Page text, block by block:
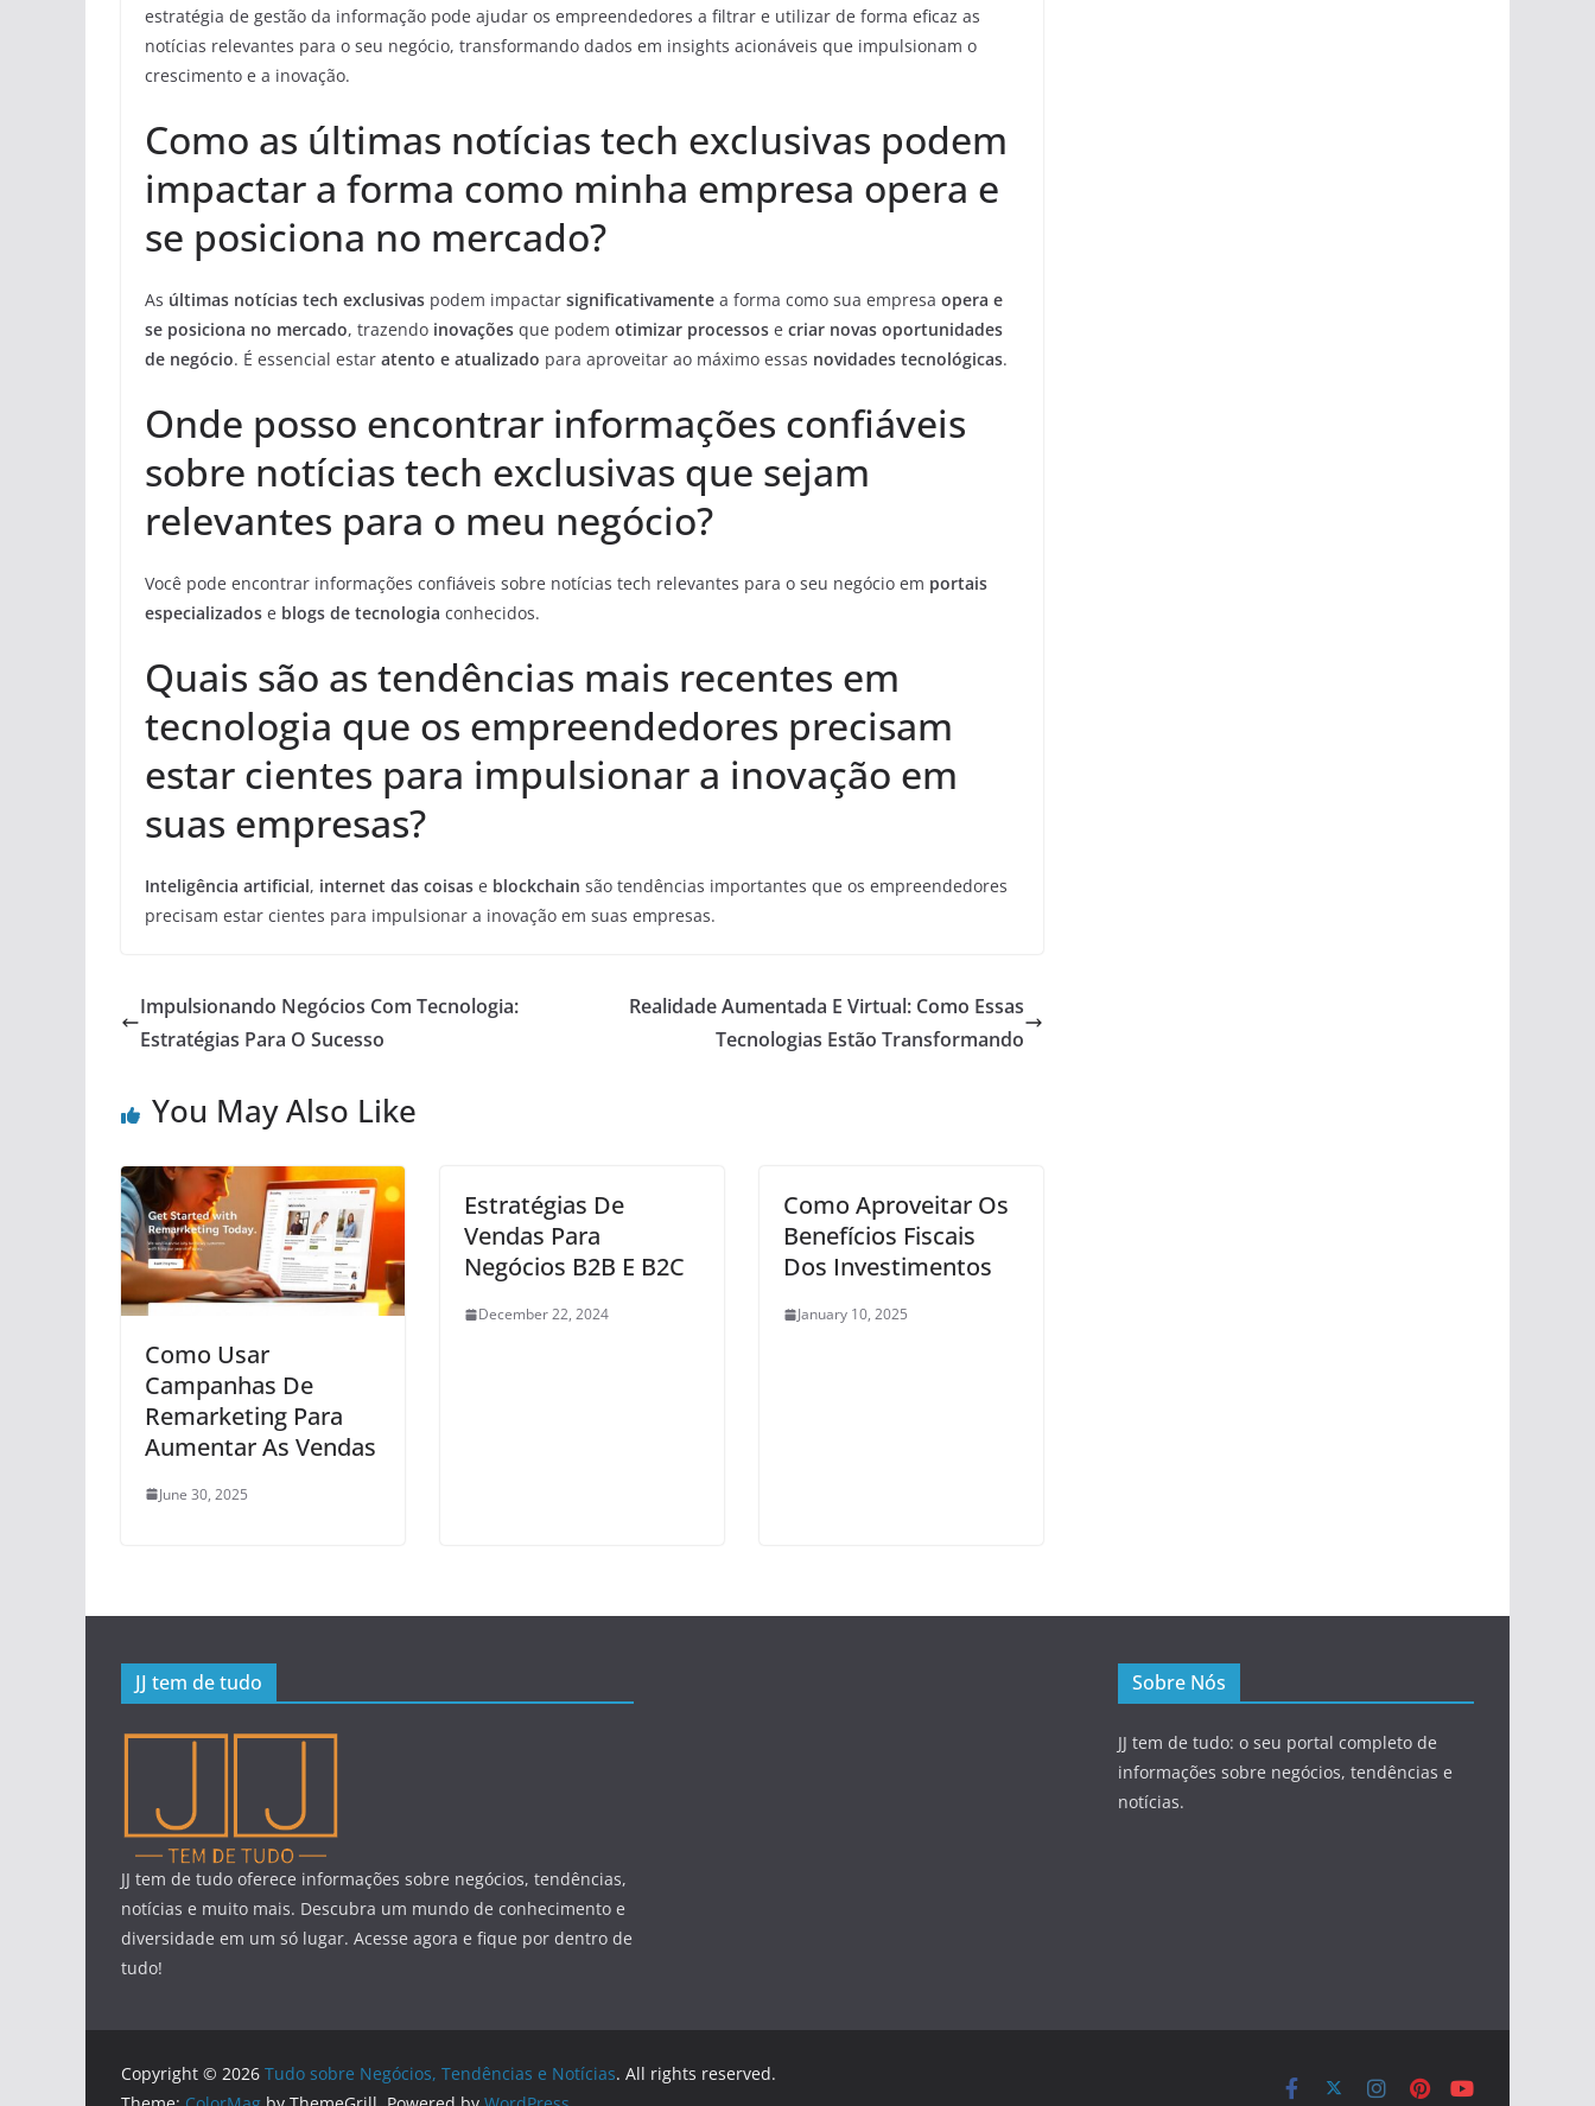
estratégia de gestão da informação pode ajudar os empreendedores a filtrar e utilizar de forma eficaz as
notícias relevantes para o seu negócio, transformando dados em insights acionáveis que impulsionam o
crescimento e a inovação.
Como as últimas notícias tech exclusivas podem
impactar a forma como minha empresa opera e
se posiciona no mercado?
As últimas notícias tech exclusivas podem impactar significativamente a forma como sua empresa opera e
se posiciona no mercado, trazendo inovações que podem otimizar processos e criar novas oportunidades
de negócio. É essencial estar atento e atualizado para aproveitar ao máximo essas novidades tecnológicas.
Onde posso encontrar informações confiáveis
sobre notícias tech exclusivas que sejam
relevantes para o meu negócio?
Você pode encontrar informações confiáveis sobre notícias tech relevantes para o seu negócio em portais
especializados e blogs de tecnologia conhecidos.
Quais são as tendências mais recentes em
tecnologia que os empreendedores precisam
estar cientes para impulsionar a inovação em
suas empresas?
Inteligência artificial, internet das coisas e blockchain são tendências importantes que os empreendedores
precisam estar cientes para impulsionar a inovação em suas empresas.
Impulsionando Negócios Com Tecnologia:
Estratégias Para O Sucesso
Realidade Aumentada E Virtual: Como Essas
Tecnologias Estão Transformando
You May Also Like
Como Usar
Campanhas De
Remarketing Para
Aumentar As Vendas
June 30, 2025
Estratégias De
Vendas Para
Negócios B2B E B2C
December 22, 2024
Como Aproveitar Os
Benefícios Fiscais
Dos Investimentos
January 10, 2025
JJ tem de tudo
JJ tem de tudo oferece informações sobre negócios, tendências,
notícias e muito mais. Descubra um mundo de conhecimento e
diversidade em um só lugar. Acesse agora e fique por dentro de
tudo!
Sobre Nós
JJ tem de tudo: o seu portal completo de
informações sobre negócios, tendências e
notícias.
Copyright © 2026 Tudo sobre Negócios, Tendências e Notícias. All rights reserved.